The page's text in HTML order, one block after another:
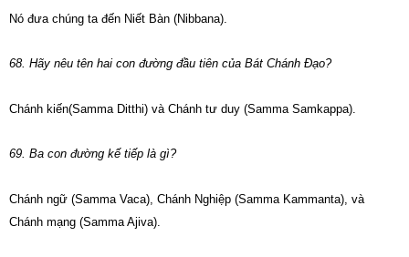
Nó đưa chúng ta đến Niết Bàn (Nibbana).
68. Hãy nêu tên hai con đường đầu tiên của Bát Chánh Đạo?
Chánh kiến(Samma Ditthi) và Chánh tư duy (Samma Samkappa).
69. Ba con đường kế tiếp là gì?
Chánh ngữ (Samma Vaca), Chánh Nghiệp (Samma Kammanta), và
Chánh mạng (Samma Ajiva).